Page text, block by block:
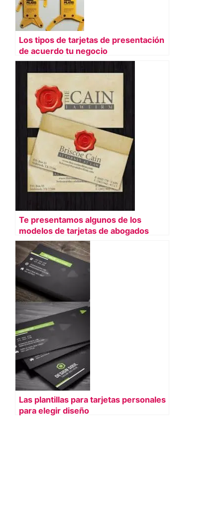
Los tipos de tarjetas de presentación
de acuerdo tu negocio
Te presentamos algunos de los
modelos de tarjetas de abogados
Las plantillas para tarjetas personales
para elegir diseño